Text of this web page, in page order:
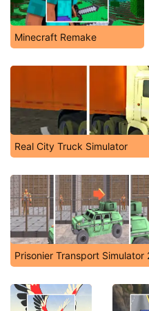
Minecraft Remake
Real City Truck Simulator
Prisonier Transport Simulator